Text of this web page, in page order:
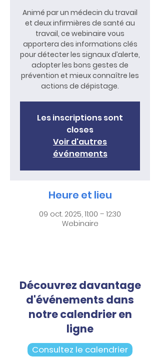
Animé par un médecin du travail
et deux infirmières de santé au
travail, ce webinaire vous
apportera des informations clés
pour détecter les signaux d’alerte,
adopter les bons gestes de
prévention et mieux connaître les
actions de dépistage.
Les inscriptions sont
closes
Voir d'autres
événements
Heure et lieu
09 oct. 2025, 11:00 – 12:30
Webinaire
Découvrez davantage
d'événements dans
notre calendrier en
ligne
Consultez le calendrier